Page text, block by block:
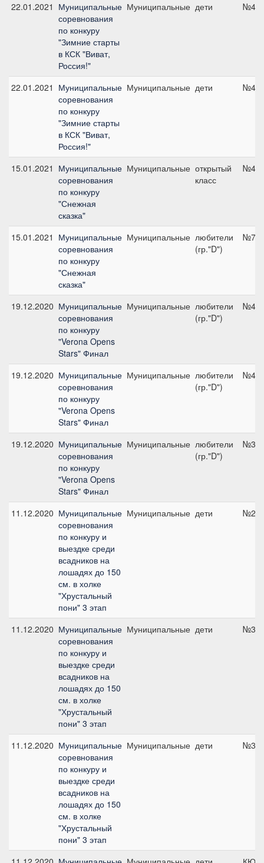
22.01.2021 Муниципальные
соревнования
по конкуру
"Зимние старты
в КСК "Виват,
Россия!"
Муниципальные дети №4,
22.01.2021 Муниципальные
соревнования
по конкуру
"Зимние старты
в КСК "Виват,
Россия!"
Муниципальные дети №4,
15.01.2021 Муниципальные
соревнования
по конкуру
"Снежная
сказка"
Муниципальные открытый
класс
№4,
15.01.2021 Муниципальные
соревнования
по конкуру
"Снежная
сказка"
Муниципальные любители
(гр."D")
№7,
19.12.2020 Муниципальные
соревнования
по конкуру
"Verona Opens
Stars" Финал
Муниципальные любители
(гр."D")
№4,
19.12.2020 Муниципальные
соревнования
по конкуру
"Verona Opens
Stars" Финал
Муниципальные любители
(гр."D")
№4,
19.12.2020 Муниципальные
соревнования
по конкуру
"Verona Opens
Stars" Финал
Муниципальные любители
(гр."D")
№3,
11.12.2020 Муниципальные
соревнования
по конкуру и
выездке среди
всадников на
лошадях до 150
см. в холке
"Хрустальный
пони" 3 этап
Муниципальные дети №2,
11.12.2020 Муниципальные
соревнования
по конкуру и
выездке среди
всадников на
лошадях до 150
см. в холке
"Хрустальный
пони" 3 этап
Муниципальные дети №3,
11.12.2020 Муниципальные
соревнования
по конкуру и
выездке среди
всадников на
лошадях до 150
см. в холке
"Хрустальный
пони" 3 этап
Муниципальные дети №3,